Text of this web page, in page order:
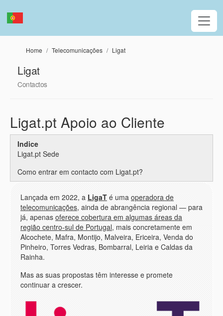
Home Telecomunicações Ligat
Ligat
Contactos
Ligat.pt Apoio ao Cliente
Indice
Ligat.pt Sede
Como entrar em contacto com Ligat.pt?
Lançada em 2022, a LigaT é uma operadora de
telecomunicações, ainda de abrangência regional — para
já, apenas oferece cobertura em algumas áreas da
região centro-sul de Portugal, mais concretamente em
Alcochete, Mafra, Montijo, Malveira, Ericeira, Venda do
Pinheiro, Torres Vedras, Bombarral, Leiria e Caldas da
Rainha.
Mas as suas propostas têm interesse e promete
continuar a crescer.